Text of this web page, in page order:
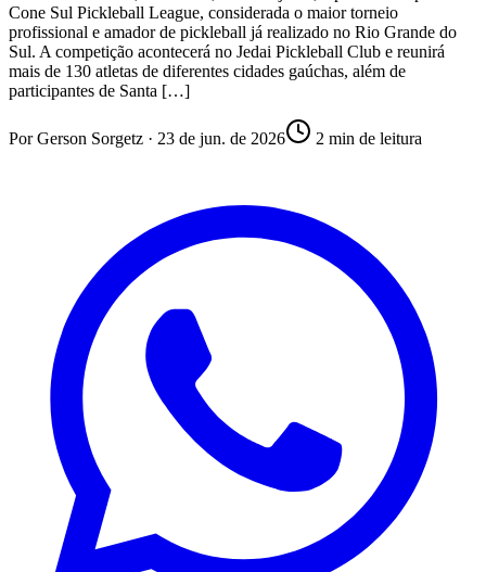
Cone Sul Pickleball League, considerada o maior torneio
profissional e amador de pickleball já realizado no Rio Grande do
Sul. A competição acontecerá no Jedai Pickleball Club e reunirá
mais de 130 atletas de diferentes cidades gaúchas, além de
participantes de Santa […]
PorGerson Sorgetz · 23 de jun. de 2026 2 min de leitura